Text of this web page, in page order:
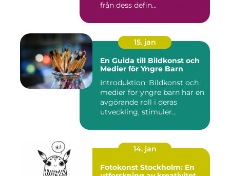
från dess defin...
15. jan
En Guida till Bildkonst och
Medier för Yngre Barn
Introduktion: Bildkonst och
medier för yngre barn har en
avgörande roll i deras
utveckling, stimuler...
14. jan
Fotokonst Stockholm: En